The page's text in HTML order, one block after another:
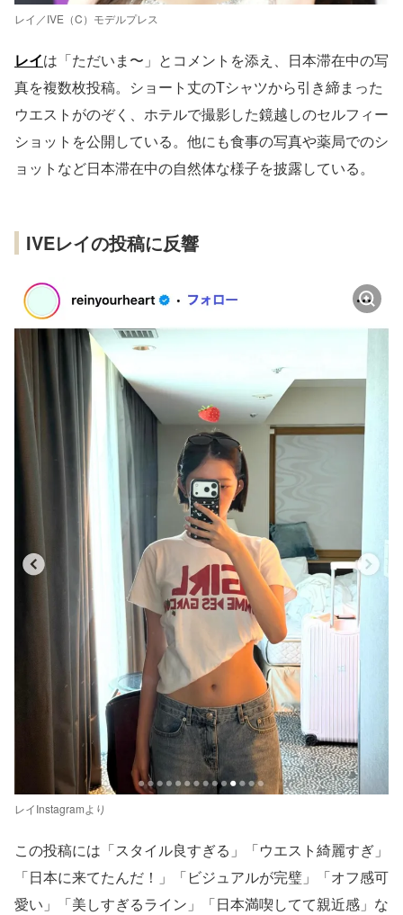
レイ／IVE（C）モデルプレス
レイは「ただいま〜」とコメントを添え、日本滞在中の写
真を複数枚投稿。ショート丈のTシャツから引き締まった
ウエストがのぞく、ホテルで撮影した鏡越しのセルフィー
ショットを公開している。他にも食事の写真や薬局でのシ
ョットなど日本滞在中の自然体な様子を披露している。
IVEレイの投稿に反響
レイInstagramより
この投稿には「スタイル良すぎる」「ウエスト綺麗すぎ」
「日本に来てたんだ！」「ビジュアルが完璧」「オフ感可
愛い」「美しすぎるライン」「日本満喫してて親近感」な